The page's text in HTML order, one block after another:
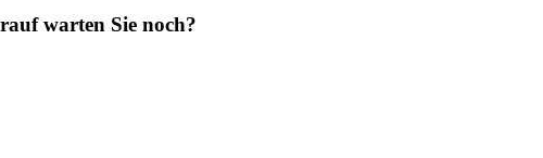
warten Sie noch?